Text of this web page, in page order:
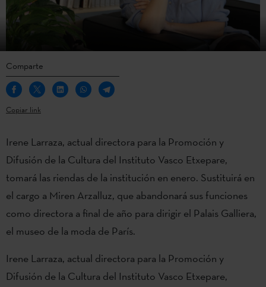
Comparte
Copiar link
Irene Larraza, actual directora para la Promoción y
Difusión de la Cultura del Instituto Vasco Etxepare,
tomará las riendas de la institución en enero. Sustituirá en
el cargo a Miren Arzalluz, que abandonará sus funciones
como directora a final de año para dirigir el Palais Galliera,
el museo de la moda de París.
Irene Larraza, actual directora para la Promoción y
Difusión de la Cultura del Instituto Vasco Etxepare,